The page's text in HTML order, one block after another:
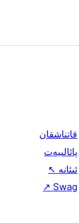
قاتناشقان
پائالىيەت
ئىئانە ↖
Swag
↗